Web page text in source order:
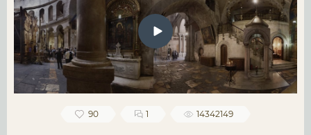
90 1 14342149